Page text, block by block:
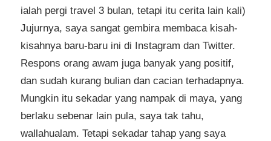
ialah pergi travel 3 bulan, tetapi itu cerita lain kali)
Jujurnya, saya sangat gembira membaca kisah-
kisahnya baru-baru ini di Instagram dan Twitter.
Respons orang awam juga banyak yang positif,
dan sudah kurang bulian dan cacian terhadapnya.
Mungkin itu sekadar yang nampak di maya, yang
berlaku sebenar lain pula, saya tak tahu,
wallahualam. Tetapi sekadar tahap yang saya